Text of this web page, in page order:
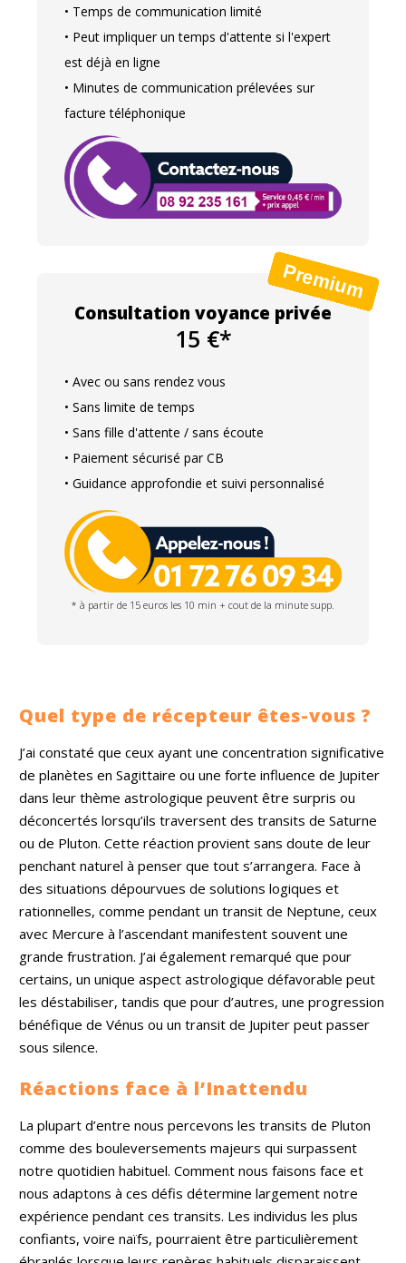
• Temps de communication limité
• Peut impliquer un temps d'attente si l'expert
est déjà en ligne
• Minutes de communication prélevées sur
facture téléphonique
Consultation voyance privée
15 €*
• Avec ou sans rendez vous
• Sans limite de temps
• Sans fille d'attente / sans écoute
• Paiement sécurisé par CB
• Guidance approfondie et suivi personnalisé
* à partir de 15 euros les 10 min + cout de la minute supp.
Quel type de récepteur êtes-vous ?
J’ai constaté que ceux ayant une concentration significative
de planètes en Sagittaire ou une forte influence de Jupiter
dans leur thème astrologique peuvent être surpris ou
déconcertés lorsqu’ils traversent des transits de Saturne
ou de Pluton. Cette réaction provient sans doute de leur
penchant naturel à penser que tout s’arrangera. Face à
des situations dépourvues de solutions logiques et
rationnelles, comme pendant un transit de Neptune, ceux
avec Mercure à l’ascendant manifestent souvent une
grande frustration. J’ai également remarqué que pour
certains, un unique aspect astrologique défavorable peut
les déstabiliser, tandis que pour d’autres, une progression
bénéfique de Vénus ou un transit de Jupiter peut passer
sous silence.
Réactions face à l’Inattendu
La plupart d’entre nous percevons les transits de Pluton
comme des bouleversements majeurs qui surpassent
notre quotidien habituel. Comment nous faisons face et
nous adaptons à ces défis détermine largement notre
expérience pendant ces transits. Les individus les plus
confiants, voire naïfs, pourraient être particulièrement